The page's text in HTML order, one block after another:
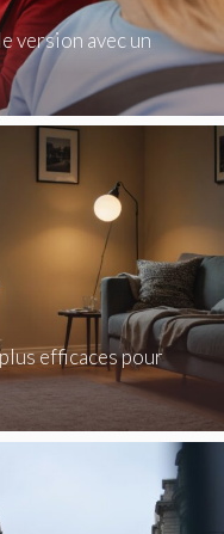
version avec un
efficaces pour